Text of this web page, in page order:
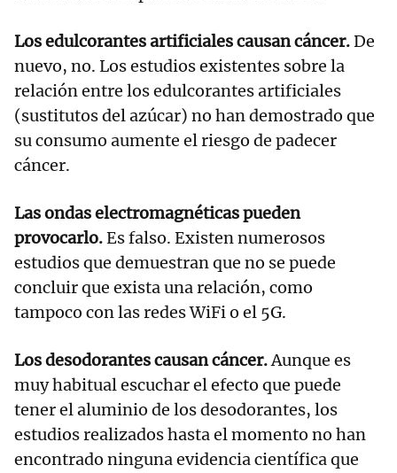
Los edulcorantes artificiales causan cáncer.De
nuevo, no. Los estudios existentes sobre la
relación entre los edulcorantes artificiales
(sustitutos del azúcar) no han demostrado que
su consumo aumente el riesgo de padecer
cáncer.
Las ondas electromagnéticas pueden
provocarlo.Es falso. Existen numerosos
estudios que demuestran que no se puede
concluir que exista una relación, como
tampoco con las redes WiFi o el 5G.
Los desodorantes causan cáncer.Aunque es
muy habitual escuchar el efecto que puede
tener el aluminio de los desodorantes, los
estudios realizados hasta el momento no han
encontrado ninguna evidencia científica que